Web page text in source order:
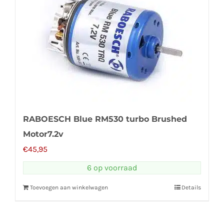
RABOESCH Blue RM530 turbo Brushed
Motor7.2v
€45,95
6 op voorraad
Toevoegen aan winkelwagen Details